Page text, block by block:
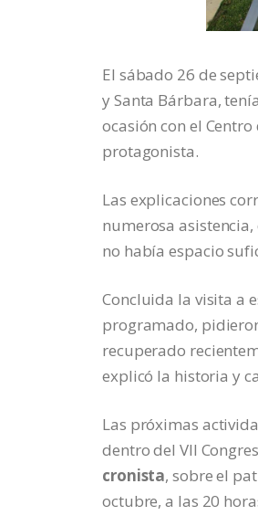
El sábado 26 de
y Santa Bárbara,
ocasión con el
protagonista.
Las explicaciones
numerosa
no había espacio
Concluida la visita a
programado,
recuperado
explicó la historia y
Las próximas
dentro del VII
cronista, sobre el
octubre, a las 20